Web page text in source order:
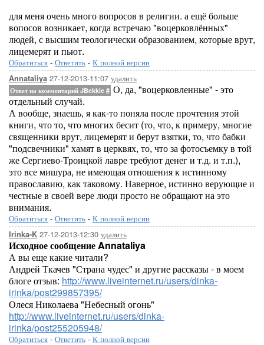
для меня очень много вопросов в религии. а ещё больше
вопосов возникает, когда встречаю "воцерковлённых"
людей, с высшим теологически образованием, которые врут,
лицемерят и пьют.
Обратиться - Ответить - К полной версии
Annataliya 27-12-2013-11:07 удалить
Ответ на комментарий JBekkie # О, да, "воцерковленные" - это
отдельный случай.
А вообще, знаешь, я как-то поняла после прочтения этой
книги, что то, что многих бесит (то, что, к примеру, многие
священники врут, лицемерят и берут взятки, то, что бабки
"подсвечники" хамят в церквях, то, что за фотосъемку в той
же Сергиево-Троицкой лавре требуют денег и т.д. и т.п.),
это все мишура, не имеющая отношения к истинному
православию, как таковому. Наверное, истинно верующие и
честные в своей вере люди просто не обращают на это
внимания.
Обратиться - Ответить - К полной версии
Irinka-K 27-12-2013-12:30 удалить
Исходное сообщение Annataliya
А вы еще какие читали?
Андрей Ткачев "Страна чудес" и другие рассказы - в моем
блоге отзыв: http://www.liveinternet.ru/users/dinka-
irinka/post299857395/
Олеся Николаева "Небесный огонь"
http://www.liveinternet.ru/users/dinka-
irinka/post255205948/
Обратиться - Ответить - К полной версии